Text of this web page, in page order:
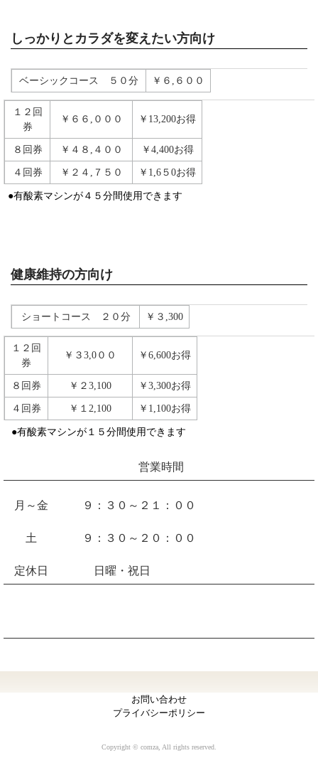
しっかりとカラダを変えたい方向け
ベーシックコース ５０分 ￥６,６００
１２回
券
￥６６,０００ ￥13,200お得
８回券 ￥４８,４００ ￥4,400お得
４回券 ￥２４,７５０ ￥1,6５0お得
●有酸素マシンが４５分間使用できます
健康維持の方向け
ショートコース ２０分 ￥３,300
１２回
券
￥３3,0００ ￥6,600お得
８回券 ￥２3,100 ￥3,300お得
４回券 ￥１2,100 ￥1,100お得
●有酸素マシンが１５分間使用できます
営業時間
月～金 ９：３０～２１：００
土 ９：３０～２０：００
定休日 日曜・祝日
お問い合わせ
プライバシーポリシー
Copyright © comza, All rights reserved.